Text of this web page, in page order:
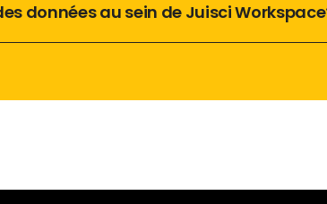
données au sein de Juisci